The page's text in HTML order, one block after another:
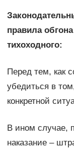
правила
тихоходного:
Перед тем, как
убедиться в
конкретной
В ином случае,
наказание –